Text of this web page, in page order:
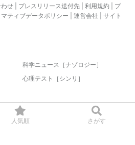
人気順 さがす
せ プレスリリース送付先 利用規約
プ
ティブデータポリシー 運営会社
サイト
科学ニュース［ナゾロジー］
心理テスト［シンリ］